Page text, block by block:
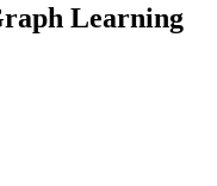
Learning